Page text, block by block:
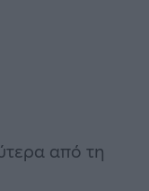
από τη